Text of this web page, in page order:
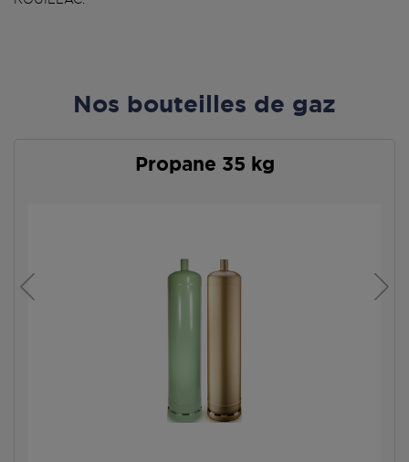
Nos bouteilles de gaz
Propane 35 kg